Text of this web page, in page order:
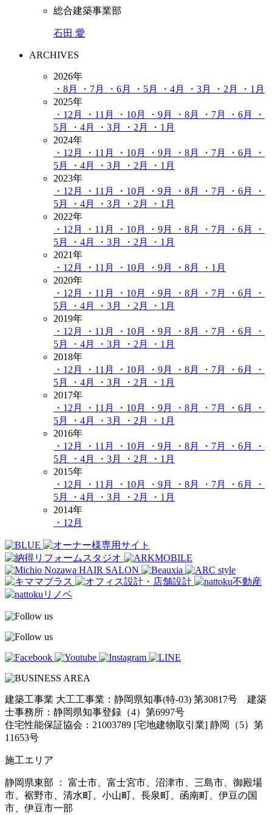
総合建築事業部
石田 愛
ARCHIVES
2026年
・8月
・7月 ・6月 ・5月 ・4月 ・3月 ・2月
・1月
2025年
・12月
・11月 ・10月 ・9月 ・8月 ・7月 ・6月
・
5月
・4月 ・3月 ・2月
・1月
2024年
・12月
・11月 ・10月 ・9月 ・8月 ・7月 ・6月
・
5月
・4月 ・3月 ・2月
・1月
2023年
・12月
・11月 ・10月 ・9月 ・8月 ・7月 ・6月
・
5月
・4月 ・3月 ・2月
・1月
2022年
・12月
・11月 ・10月 ・9月 ・8月 ・7月 ・6月
・
5月
・4月 ・3月 ・2月
・1月
2021年
・12月
・11月 ・10月 ・9月 ・8月
・1月
2020年
・12月
・11月 ・10月 ・9月 ・8月 ・7月 ・6月
・
5月
・4月 ・3月 ・2月
・1月
2019年
・12月
・11月 ・10月 ・9月 ・8月 ・7月 ・6月
・
5月
・4月 ・3月 ・2月
・1月
2018年
・12月
・11月 ・10月 ・9月 ・8月 ・7月 ・6月
・
5月
・4月 ・3月 ・2月
・1月
2017年
・12月
・11月 ・10月 ・9月 ・8月 ・7月 ・6月
・
5月
・4月 ・3月 ・2月
・1月
2016年
・12月
・11月 ・10月 ・9月 ・8月 ・7月 ・6月
・
5月
・4月 ・3月 ・2月
・1月
2015年
・12月
・11月 ・10月 ・9月 ・8月 ・7月 ・6月
・
5月
・4月 ・3月 ・2月
・1月
2014年
・12月
建築工事業 大工工事業：静岡県知事(特-03) 第30817号 建築
士事務所：静岡県知事登録（4）第6997号
住宅性能保証協会：21003789 [宅地建物取引業] 静岡（5）第
11653号
施工エリア
静岡県東部 ： 富士市、富士宮市、沼津市、三島市、御殿場
市、裾野市、清水町、小山町、長泉町、函南町、伊豆の国
市、伊豆市一部